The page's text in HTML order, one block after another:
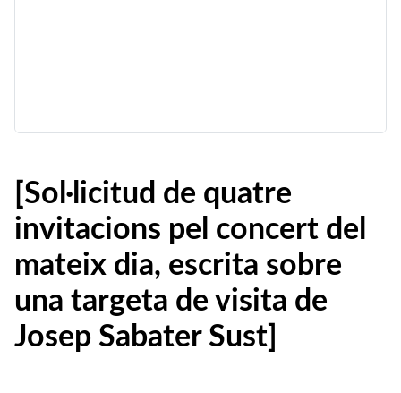
[Sol·licitud de quatre
invitacions pel concert del
mateix dia, escrita sobre
una targeta de visita de
Josep Sabater Sust]